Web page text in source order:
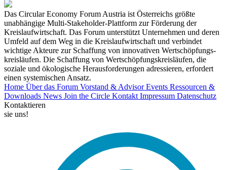
Das Circular Economy Forum Austria ist Österreichs größte
unabhängige Multi-Stakeholder-Plattform zur Förderung der
Kreislaufwirtschaft. Das Forum unterstützt Unternehmen und deren
Umfeld auf dem Weg in die Kreislaufwirtschaft und verbindet
wichtige Akteure zur Schaffung von innovativen Wertschöpfungs-
kreisläufen. Die Schaffung von Wertschöpfungskreisläufen, die
soziale und ökologische Herausforderungen adressieren, erfordert
einen systemischen Ansatz.
Home Über das Forum Vorstand & AdvisorEvents Ressourcen &
Downloads News Join the Circle Kontakt Impressum Datenschutz
Kontaktieren
sie uns!